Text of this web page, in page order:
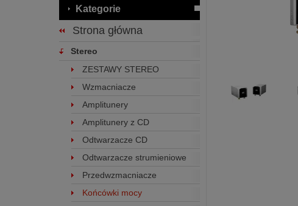
Kategorie
Strona główna
Stereo
ZESTAWY STEREO
Wzmacniacze
Amplitunery
Amplitunery z CD
Odtwarzacze CD
Odtwarzacze strumieniowe
Przedwzmacniacze
Końcówki mocy